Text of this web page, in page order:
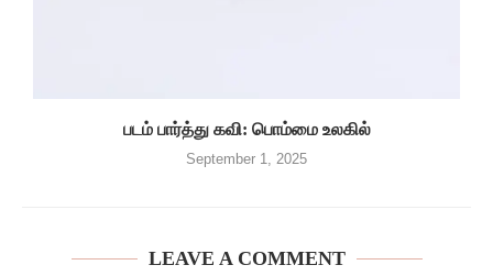
படம் பார்த்து கவி: பொம்மை உலகில்
September 1, 2025
LEAVE A COMMENT